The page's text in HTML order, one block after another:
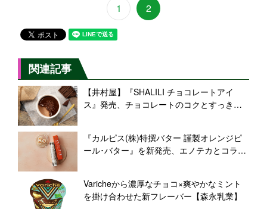
1 2
関連記事
【井村屋】『SHALILI チョコレートアイ
ス』発売、チョコレートのコクとすっきり
『カルピス(株)特撰バター 謹製オレンジピ
ール･バター』を新発売、エノテカとコラボ
Varicheから濃厚なチョコ×爽やかなミント
を掛け合わせた新フレーバー【森永乳業】